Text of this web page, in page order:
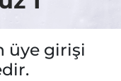
üye girişi